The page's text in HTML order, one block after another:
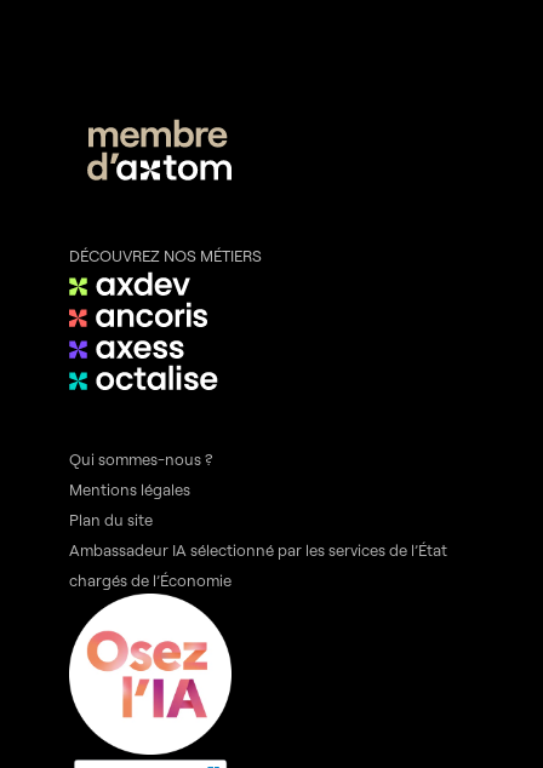
DÉCOUVREZ NOS MÉTIERS
Qui sommes-nous ?
Mentions légales
Plan du site
Ambassadeur IA sélectionné par les services de l’État
chargés de l’Économie